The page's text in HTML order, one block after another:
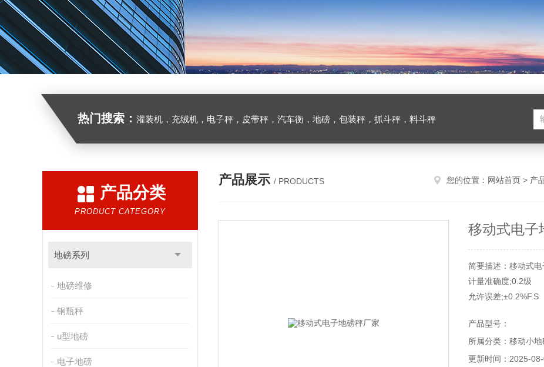
热门搜索： 灌装机，充绒机，电子秤，皮带秤，汽车衡，地磅，包装秤，抓斗秤，料斗秤
产品分类
PRODUCT CATEGORY
地磅系列
地磅维修
钢瓶秤
u型地磅
电子地磅
产品展示 / PRODUCTS 您的位置： 网站首页 > 产
移动式电子
简要描述：移动式
计量准确度;0.2级
允许误差;±0.2%F.S
电源;AC220/50HZ、
功率;3KW
气源;0.4~0.6Mpa
产品型号：
所属分类：移动小地
更新时间：2025-